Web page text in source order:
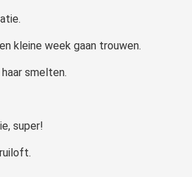
kleine week gaan trouwen.
smelten.
super!